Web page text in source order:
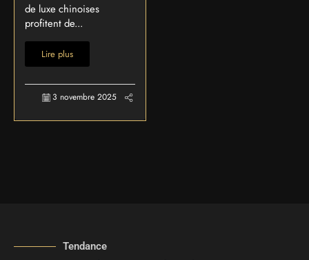
de luxe chinoises
profitent de...
Lire plus
3 novembre 2025
Tendance